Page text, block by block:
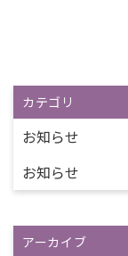
カテゴリ
お知らせ
お知らせ
アーカイブ